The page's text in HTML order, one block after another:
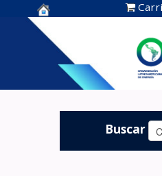
Centro de
Documentación
OLADE -
Buscar